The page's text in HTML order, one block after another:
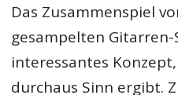
Das Zusammenspiel
gesampelten
interessantes
durchaus Sinn ergibt.